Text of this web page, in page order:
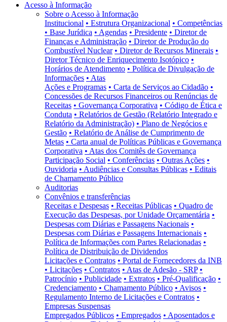
Acesso à Informação
Sobre o Acesso à Informação
Institucional • Estrutura Organizacional • Competências
• Base Jurídica • Agendas • Presidente • Diretor de
Finanças e Administração • Diretor de Produção do
Combustível Nuclear • Diretor de Recursos Minerais •
Diretor Técnico de Enriquecimento Isotópico •
Horários de Atendimento • Política de Divulgação de
Informações • Atas
Ações e Programas • Carta de Serviços ao Cidadão •
Concessões de Recursos Financeiros ou Renúncias de
Receitas • Governança Corporativa • Código de Ética e
Conduta • Relatórios de Gestão (Relatório Integrado e
Relatório da Administração) • Plano de Negócios e
Gestão • Relatório de Análise de Cumprimento de
Metas • Carta anual de Políticas Públicas e Governança
Corporativa • Atas dos Comitês de Governança
Participação Social • Conferências • Outras Ações •
Ouvidoria • Audiências e Consultas Públicas • Editais
de Chamamento Público
Auditorias
Convênios e transferências
Receitas e Despesas • Receitas Públicas • Quadro de
Execução das Despesas, por Unidade Orçamentária •
Despesas com Diárias e Passagens Nacionais •
Despesas com Diárias e Passagens Internacionais •
Política de Informações com Partes Relacionadas •
Política de Distribuição de Dividendos
Licitações e Contratos • Portal de Fornecedores da INB
• Licitações • Contratos • Atas de Adesão - SRP •
Patrocínio • Publicidade • Extratos • Pré-Qualificação •
Credenciamento • Chamamento Público • Avisos •
Regulamento Interno de Licitações e Contratos •
Empresas Suspensas
Empregados Públicos • Empregados • Aposentados e